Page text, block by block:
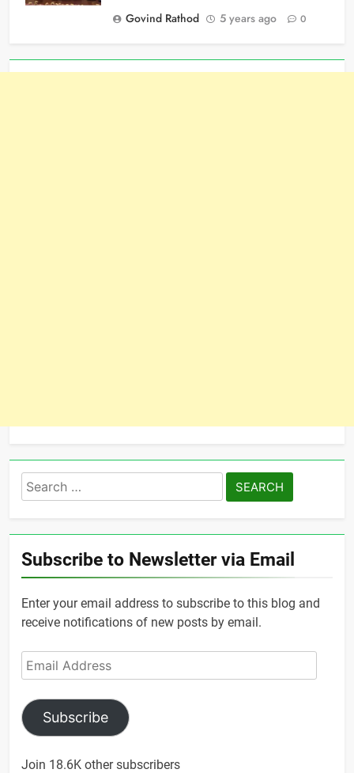
Govind Rathod 5 years ago 0
Search
for:
Subscribe to Newsletter via Email
Enter your email address to subscribe to this blog and
receive notifications of new posts by email.
Email
Address
Subscribe
Join 18.6K other subscribers